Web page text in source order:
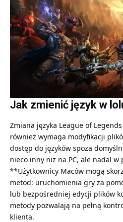
Jak zmienić język w
Zmiana języka League of
również wymaga modyfikacji
dostęp do języków spoza
nieco inny niż na PC, ale nadal w
**Użytkownicy Maców mogą
metod: uruchomienia gry za
lub bezpośredniej edycji plików
metody pozwalają na pełną
klienta.